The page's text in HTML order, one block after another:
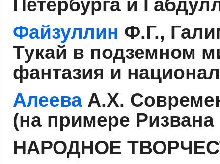
Петербурга и
Файзуллин Ф.Г.,
Тукай в подземном
фантазия и
Алеева А.Х.
(на примере
НАРОДНОЕ